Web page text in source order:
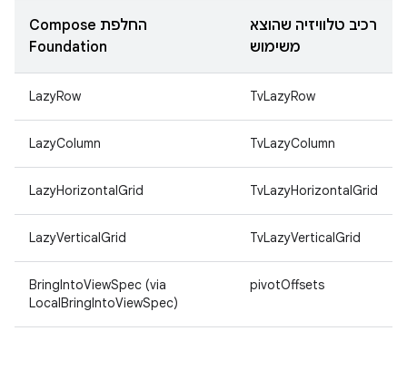
רכיב טלוויזיה שהוצא
משימוש
החלפת Compose
Foundation
TvLazyRow
LazyRow
TvLazyColumn
LazyColumn
TvLazyHorizontalGrid
LazyHorizontalGrid
TvLazyVerticalGrid
LazyVerticalGrid
pivotOffsets
BringIntoViewSpec (via
LocalBringIntoViewSpec)